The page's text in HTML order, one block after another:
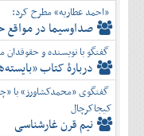
«احمد عطاریه» مطرح کرد:
صداوسیما در
گفتگو با نویسنده و حقوقدان
دربارۀ کتاب
گفتگوی «محمدکشاورز» با
کیجاکرچال
نیم قرن غارشناسی